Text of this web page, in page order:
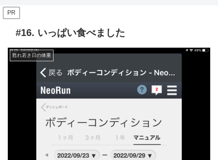
PR
#16. いっぱい食べました
甦れ若き日の体重